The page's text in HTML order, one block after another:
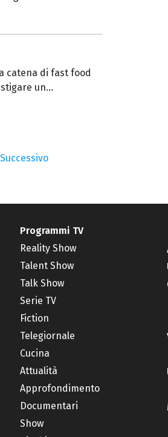
catena di fast food
un...
Successivo
Programmi TV
Reality Show
Talent Show
Talk Show
Serie TV
Fiction
Telegiornale
Cucina
Attualità
Approfondimento
Documentari
Show